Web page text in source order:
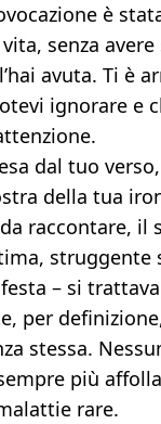
è
senza
avuta. Ti è
ignorare e
dal tuo
della tua
raccontare, il
struggente
– si
per
stessa.
più
rare.